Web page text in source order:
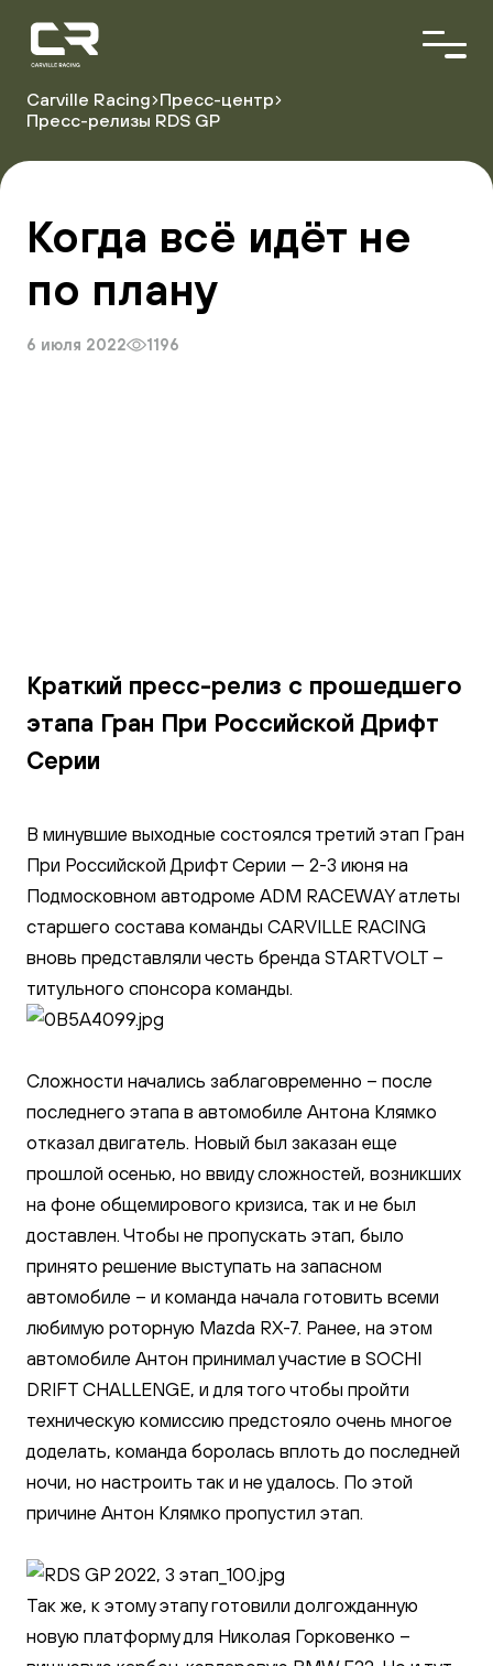
version="1.0"
encoding="utf-
О команде
Партнёры
Carville Racing Пресс-центр
Пресс-релизы RDS GP
Когда всё идёт не
по плану
6 июля 2022 1196
Краткий пресс-релиз с прошедшего
этапа Гран При Российской Дрифт
Серии
В минувшие выходные состоялся третий этап Гран
При Российской Дрифт Серии — 2-3 июня на
Подмосковном автодроме ADM RACEWAY атлеты
старшего составакоманды CARVILLE RACING
вновь представляли честьбренда STARTVOLT –
титульного спонсора команды.
Сложности начались заблаговременно – после
последнего этапа в автомобиле Антона Клямко
отказал двигатель. Новый был заказан еще
прошлой осенью, но ввиду сложностей, возникших
на фоне общемирового кризиса, так и не был
доставлен. Чтобы не пропускать этап, было
принято решение выступать на запасном
автомобиле – и команда начала готовить всеми
любимую роторную Mazda RX-7. Ранее, на этом
автомобиле Антон принимал участие в SOCHI
DRIFT CHALLENGE, и для того чтобы пройти
техническую комиссию предстояло очень многое
доделать, команда боролась вплоть до последней
ночи, но настроить так и не удалось. По этой
причине Антон Клямко пропустил этап.
Так же, к этому этапу готовили долгожданную
новую платформу для Николая Горковенко –